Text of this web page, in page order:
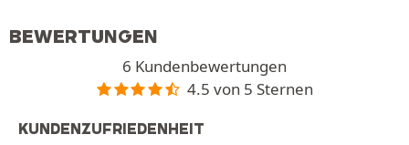
BEWERTUNGEN
6 Kundenbewertungen
4.5 von 5 Sternen
KUNDENZUFRIEDENHEIT